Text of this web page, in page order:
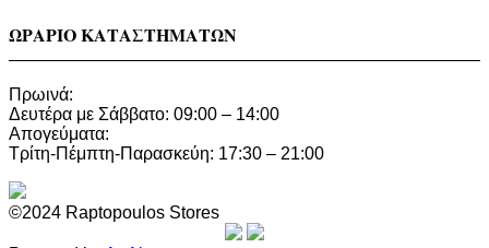
ΩΡΑΡΙΟ ΚΑΤΑΣΤΗΜΑΤΩΝ
Πρωινά:
Δευτέρα με Σάββατο: 09:00 – 14:00
Απογεύματα:
Τρίτη-Πέμπτη-Παρασκεύη: 17:30 – 21:00
©2024 Raptopoulos Stores